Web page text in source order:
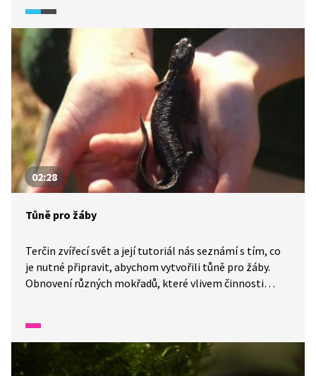
Díky pozvolnému zarůstání vznikl cenný lužní
ekosystém a druhotný biotop mokřadních
společenstev. Kromě výskytu vzácných druhů rostlin
jsou tůně důležitým místem k rozmnožování
obojživelníků. Členitý biotop poskytuje také útočiště
mnoha druhům ptáků.
02:28
Tůně pro žáby
Terčin zvířecí svět a její tutoriál nás seznámí s tím, co
je nutné připravit, abychom vytvořili tůně pro žáby.
Obnovení různých mokřadů, které vlivem činnosti